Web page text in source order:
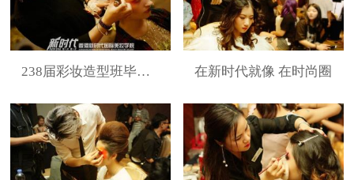
238届彩妆造型班毕业展 在新时代就像 在时尚圈